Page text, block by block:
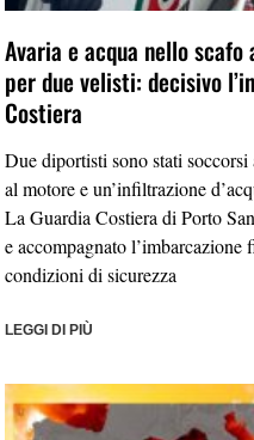
Avaria e acqua nello
per due velisti: decisivo
Costiera
Due diportisti sono stati
al motore e un’infiltrazione
La Guardia Costiera di Porto
e accompagnato
condizioni di sicurezza
LEGGI DI PIÙ